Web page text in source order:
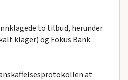
to tilbud, herunder
klager) og Fokus Bank.
at